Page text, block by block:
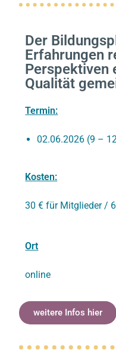
Der
Erfahrungen
Perspektiven
Qualität
Termin:
02.06.2026 (9 –
Kosten:
30 € für Mitglieder /
Ort
online
weitere Infos hier